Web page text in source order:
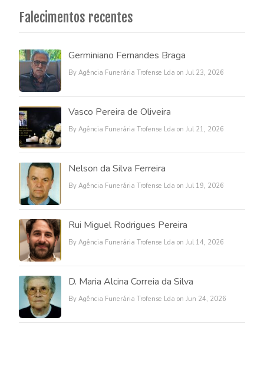
Falecimentos recentes
Germiniano Fernandes Braga
By Agência Funerária Trofense Lda on Jul 23, 2026
Vasco Pereira de Oliveira
By Agência Funerária Trofense Lda on Jul 21, 2026
Nelson da Silva Ferreira
By Agência Funerária Trofense Lda on Jul 19, 2026
Rui Miguel Rodrigues Pereira
By Agência Funerária Trofense Lda on Jul 14, 2026
D. Maria Alcina Correia da Silva
By Agência Funerária Trofense Lda on Jun 24, 2026